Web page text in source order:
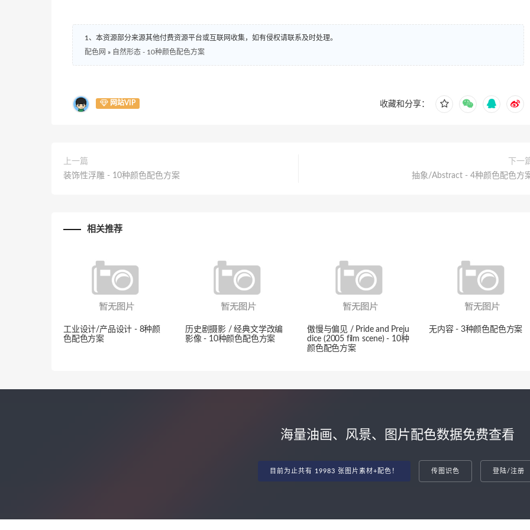
1、本资源部分来源其他付费资源平台或互联网收集，如有侵权请联系及时处理。
配色网 » 自然形态 - 10种颜色配色方案
网站VIP 收藏和分享：
上一篇
装饰性浮雕 - 10种颜色配色方案
下一
抽象/Abstract - 4种颜色配色方
相关推荐
工业设计/产品设计 - 8种颜
色配色方案
历史剧摄影 / 经典文学改编
影像 - 10种颜色配色方案
傲慢与偏见 / Pride and Preju
dice (2005 film scene) - 10种
颜色配色方案
无内容 - 3种颜色配色方案
海量油画、风景、图片配色数据免费查看
目前为止共有 19983 张图片素材+配色！ 传图识色 登陆/注册